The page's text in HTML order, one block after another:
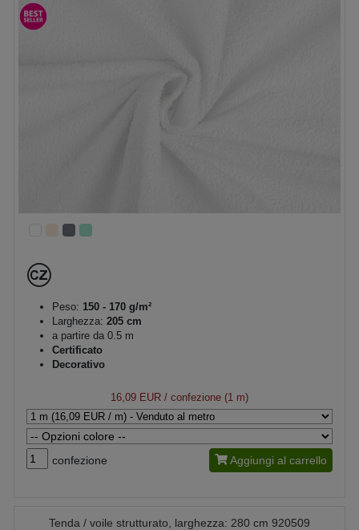
Peso: 150 - 170 g/m²
Larghezza: 205 cm
a partire da 0.5 m
Certificato
Decorativo
16,09 EUR / confezione (1 m)
confezione Aggiungi al carrello
Tenda / voile strutturato, larghezza: 280 cm 920509